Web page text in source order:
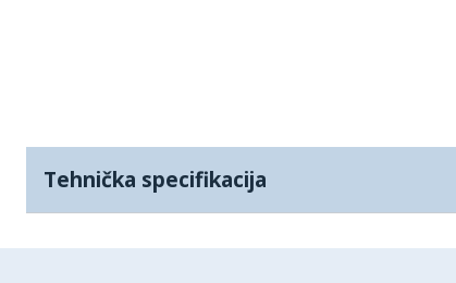
Tehnička specifikacija